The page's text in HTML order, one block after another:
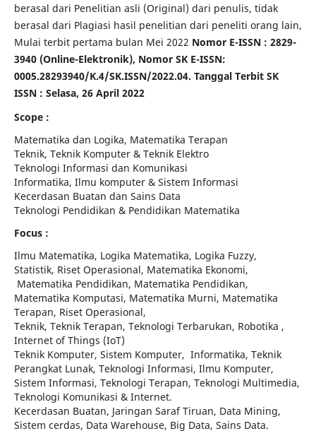
berasal dari Penelitian asli (Original) dari penulis, tidak
berasal dari Plagiasi hasil penelitian dari peneliti orang lain,
Mulai terbit pertama bulan Mei 2022 Nomor E-ISSN : 2829-
3940 (Online-Elektronik), Nomor SK E-ISSN:
0005.28293940/K.4/SK.ISSN/2022.04. Tanggal Terbit SK
ISSN : Selasa, 26 April 2022
Scope :
Matematika dan Logika, Matematika Terapan
Teknik, Teknik Komputer & Teknik Elektro
Teknologi Informasi dan Komunikasi
Informatika, Ilmu komputer & Sistem Informasi
Kecerdasan Buatan dan Sains Data
Teknologi Pendidikan & Pendidikan Matematika
Focus :
Ilmu Matematika, Logika Matematika, Logika Fuzzy,
Statistik, Riset Operasional, Matematika Ekonomi,
Matematika Pendidikan, Matematika Pendidikan,
Matematika Komputasi, Matematika Murni, Matematika
Terapan, Riset Operasional,
Teknik, Teknik Terapan, Teknologi Terbarukan, Robotika ,
Internet of Things (IoT)
Teknik Komputer, Sistem Komputer, Informatika, Teknik
Perangkat Lunak, Teknologi Informasi, Ilmu Komputer,
Sistem Informasi, Teknologi Terapan, Teknologi Multimedia,
Teknologi Komunikasi & Internet.
Kecerdasan Buatan, Jaringan Saraf Tiruan, Data Mining,
Sistem cerdas, Data Warehouse, Big Data, Sains Data.